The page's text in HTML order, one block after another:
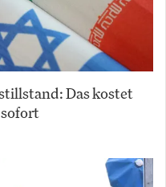
Das kostet